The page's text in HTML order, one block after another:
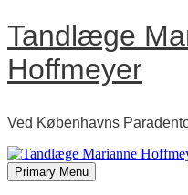
Skip
to
content
Tandlæge
Hoffmeyer
Ved Københavns
Primary Menu